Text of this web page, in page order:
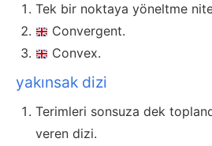
Tek bir noktaya yöneltme
Convergent.
Convex.
yakınsak dizi
Terimleri sonsuza dek
veren dizi.